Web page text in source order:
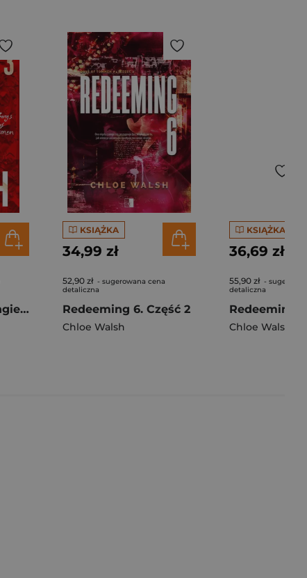
Binding 13 wer. angielska
KSIĄŻKA
34,99 zł
52,90 zł - sugerowana cena
detaliczna
Redeeming 6. Część 2
Chloe Walsh
KSIĄŻKA
36,69 zł
55,90 zł -
detaliczna
Chloe Walsh